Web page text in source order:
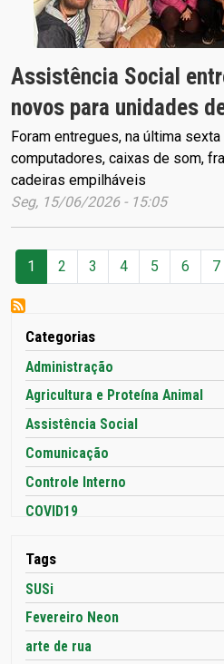
Assistência Social
novos para unidades
Foram entregues, na última
computadores, caixas de som,
cadeiras empilháveis
Seg, 15/06/2026 - 15:05
Paginação
1 2 3 4 5 6 7
Categorias
Administração
Agricultura e Proteína Animal
Assistência Social
Comunicação
Controle Interno
COVID19
Desenvolvimento Econômico e
Desenvolvimento Humano e
Pessoa Idosa e Família
Educação
Tags
SUSi
Fevereiro Neon
arte de rua